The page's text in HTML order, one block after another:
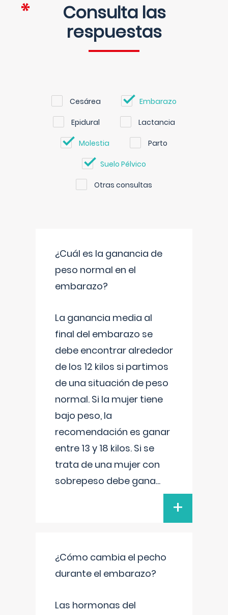
Consulta las
respuestas
Cesárea Embarazo
Epidural Lactancia
Molestia Parto
Suelo Pélvico
Otras consultas
¿Cuál es la ganancia de
peso normal en el
embarazo?
La ganancia media al
final del embarazo se
debe encontrar alrededor
de los 12 kilos si partimos
de una situación de peso
normal. Si la mujer tiene
bajo peso, la
recomendación es ganar
entre 13 y 18 kilos. Si se
trata de una mujer con
sobrepeso debe gana...
+
¿Cómo cambia el pecho
durante el embarazo?
Las hormonas del